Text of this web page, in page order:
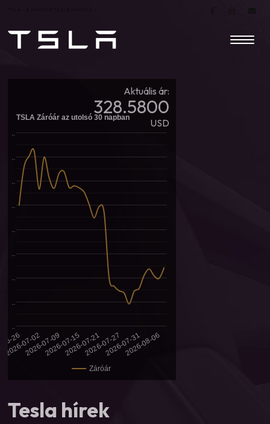
Aktuális ár:
328.5800
USD
TSLA Záróár az utolsó 30 napban
Záróár
26
2026-07-022026-07-092026-07-152026-07-212026-07-272026-07-312026-08-06
..
..
..
..
..
..
Tesla hírek